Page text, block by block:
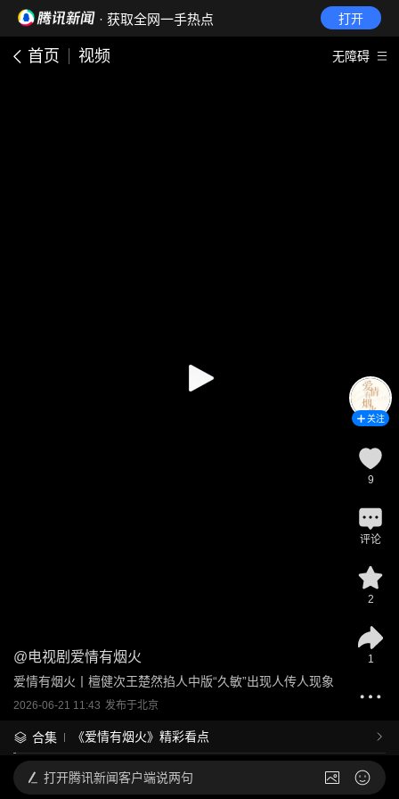
· 获取全网一手热点 打开
首页 视频 无障碍
@电视剧爱情有烟火
爱情有烟火丨檀健次王楚然掐人中版“久敏”出现人传人现象
2026-06-21 11:43 发布于北京
合集 《爱情有烟火》精彩看点
关注
9
评论
2
1
打开腾讯新闻客户端说两句